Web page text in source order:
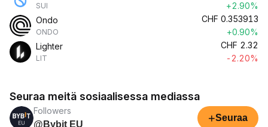
SUI
+2.90%
Ondo
ONDO
CHF 0.353913
+0.90%
Lighter
LIT
CHF 2.32
-2.20%
Seuraa meitä sosiaalisessa mediassa
Followers
@Bybit EU
+Seuraa